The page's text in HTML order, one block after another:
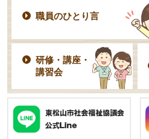
職員のひとり言
研修・講座・
講習会